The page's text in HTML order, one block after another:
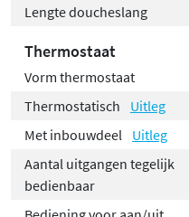
Lengte doucheslang
Thermostaat
Vorm thermostaat
Thermostatisch
Uitleg
Met inbouwdeel
Uitleg
Aantal uitgangen tegelijk
bedienbaar